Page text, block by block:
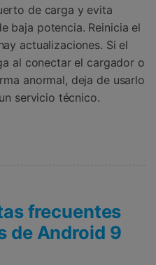
de carga y evita
baja potencia. Reinicia el
actualizaciones. Si el
al conectar el cargador o
anormal, deja de usarlo
servicio técnico.
frecuentes
de Android 9